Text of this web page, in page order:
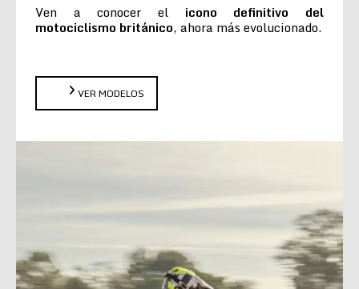
Ven a conocer el icono definitivo del
motociclismo británico, ahora más evolucionado.
VER MODELOS